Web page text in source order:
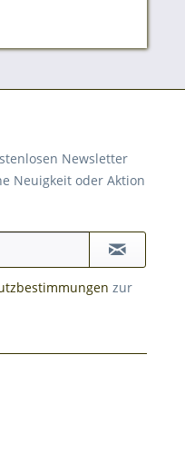
Newsletter
Neuigkeit oder Aktion
zur